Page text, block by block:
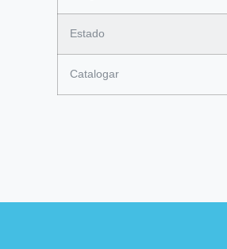
Estado
Catalogar